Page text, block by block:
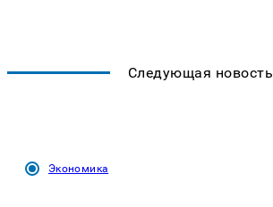
Следующая новость
Экономика